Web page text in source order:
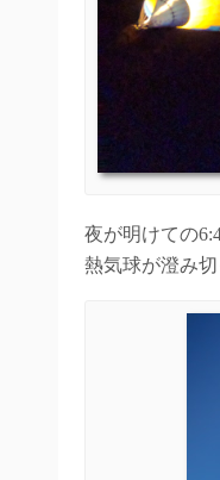
夜が明けての
熱気球が澄み